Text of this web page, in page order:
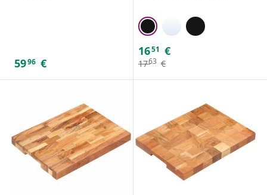
5996 €
1651 €
1763 €